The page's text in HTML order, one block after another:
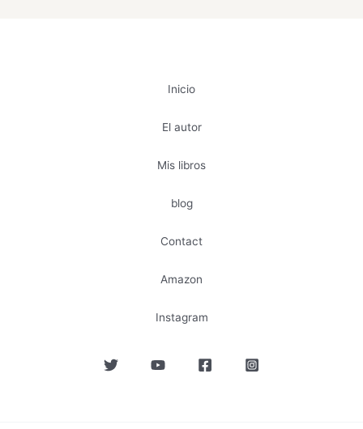
Inicio
El autor
Mis libros
blog
Contact
Amazon
Instagram